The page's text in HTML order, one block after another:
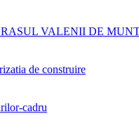
VALENII DE
de construire
cadru